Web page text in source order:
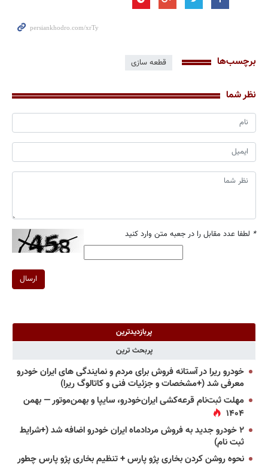
برچسب‌ها قطعه سازی
نظر شما
* لطفا عدد مقابل را در جعبه متن وارد کنید
ارسال
پربازدیدترین
پربحث ترین
خودرو ریرا در آستانه فروش برای مردم و نمایندگی های ایران خودرو
معرفی شد (+مشخصات و جزئیات فنی و کاتالوگ ریرا)
مهلت ثبت‌نام قرعه‌کشی ایران‌خودرو، سایپا و بهمن‌موتور — بهمن
۱۴۰۴
۲ خودرو جدید به فروش مردادماه ایران خودرو اضافه شد (+شرایط
ثبت نام)
نحوه روشن کردن بخاری پژو پارس + تنظیم بخاری پژو پارس چطور